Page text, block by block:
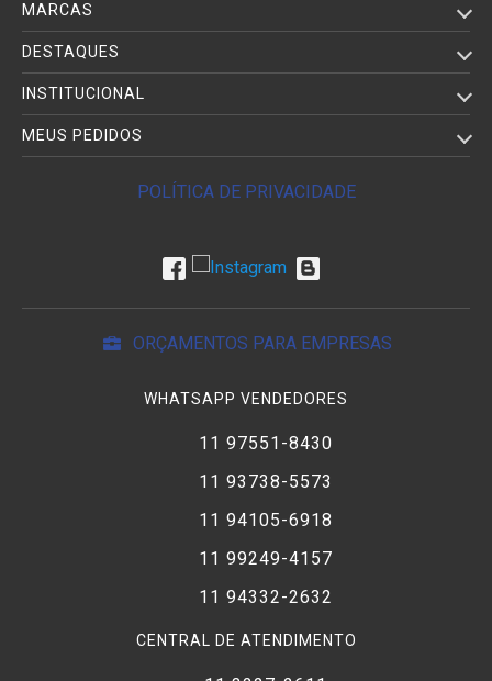
MARCAS
DESTAQUES
INSTITUCIONAL
MEUS PEDIDOS
POLÍTICA DE PRIVACIDADE
ORÇAMENTOS PARA EMPRESAS
WHATSAPP VENDEDORES
11 97551-8430
11 93738-5573
11 94105-6918
11 99249-4157
11 94332-2632
CENTRAL DE ATENDIMENTO